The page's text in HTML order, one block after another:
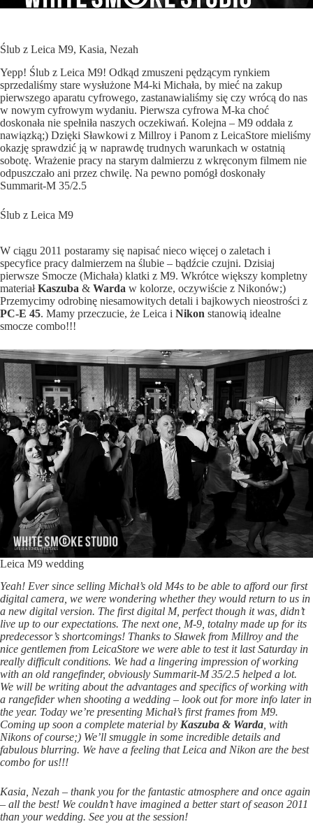
Ślub z Leica M9, Kasia, Nezah
Yepp! Ślub z Leica M9! Odkąd zmuszeni pędzącym rynkiem
sprzedaliśmy stare wysłużone M4-ki Michała, by mieć na zakup
pierwszego aparatu cyfrowego, zastanawialiśmy się czy wrócą do nas
w nowym cyfrowym wydaniu. Pierwsza cyfrowa M-ka choć
doskonała nie spełniła naszych oczekiwań. Kolejna – M9 oddała z
nawiązką;) Dzięki Sławkowi z Millroy i Panom z LeicaStore mieliśmy
okazję sprawdzić ją w naprawdę trudnych warunkach w ostatnią
sobotę. Wrażenie pracy na starym dalmierzu z wkręconym filmem nie
odpuszczało ani przez chwilę. Na pewno pomógł doskonały
Summarit-M 35/2.5
Ślub z Leica M9
W ciągu 2011 postaramy się napisać nieco więcej o zaletach i
specyfice pracy dalmierzem na ślubie – bądźcie czujni. Dzisiaj
pierwsze Smocze (Michała) klatki z M9. Wkrótce większy kompletny
materiałKaszuba & Warda w kolorze, oczywiście z Nikonów;)
Przemycimy odrobinę niesamowitych detali i bajkowych nieostrości z
PC-E 45. Mamy przeczucie, że Leica i Nikon stanowią idealne
smocze combo!!!
Leica M9 wedding
Yeah! Ever since selling Michał’s old M4s to be able to afford our first
digital camera, we were wondering whether they would return to us in
a new digital version. The first digital M, perfect though it was, didn’t
live up to our expectations. The next one, M-9, totalny made up for its
predecessor’s shortcomings! Thanks to Sławek from Millroy and the
nice gentlemen from LeicaStore we were able to test it last Saturday in
really difficult conditions. We had a lingering impression of working
with an old rangefinder, obviously Summarit-M 35/2.5 helped a lot.
We will be writing about the advantages and specifics of working with
a rangefider when shooting a wedding – look out for more info later in
the year. Today we’re presenting Michał’s first frames from M9.
Coming up soon a complete material by Kaszuba & Warda , with
Nikons of course;) We’ll smuggle in some incredible details and
fabulous blurring. We have a feeling that Leica and Nikon are the best
combo for us!!!
Kasia, Nezah – thank you for the fantastic atmosphere and once again
– all the best! We couldn’t have imagined a better start of season 2011
than your wedding. See you at the session!